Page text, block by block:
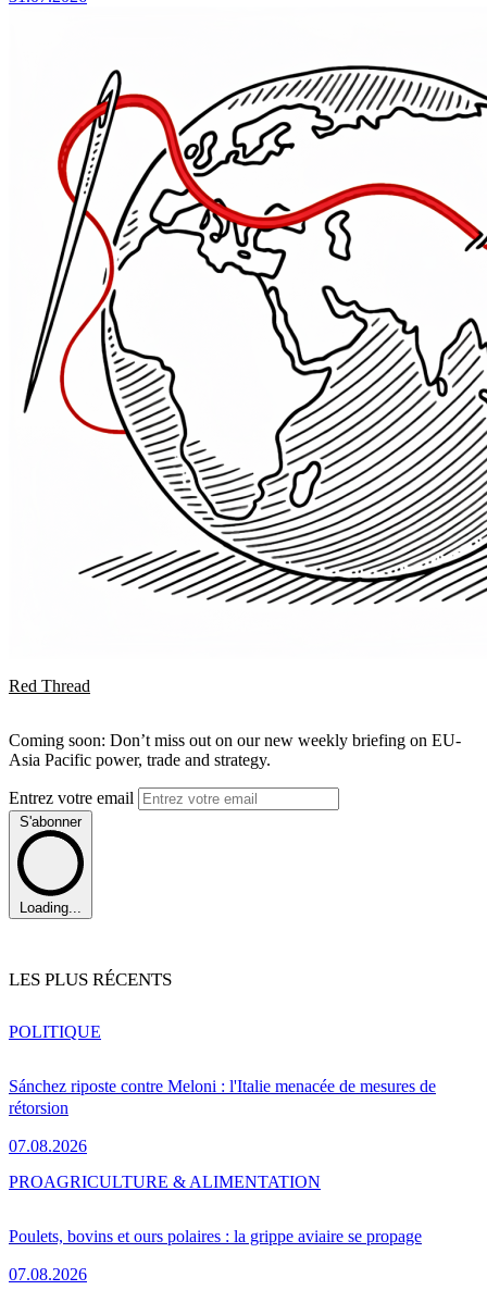
Red Thread
Coming soon: Don’t miss out on our new weekly briefing on EU-
Asia Pacific power, trade and strategy.
Entrez votre email
S'abonner
Loading...
LES PLUS RÉCENTS
Sánchez riposte contre Meloni : l'Italie menacée de mesures de
rétorsion
07.08.2026
POLITIQUE
Poulets, bovins et ours polaires : la grippe aviaire se propage
07.08.2026
PROAGRICULTURE & ALIMENTATION